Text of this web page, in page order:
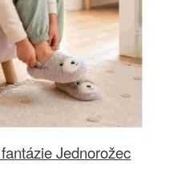
Jednorožec